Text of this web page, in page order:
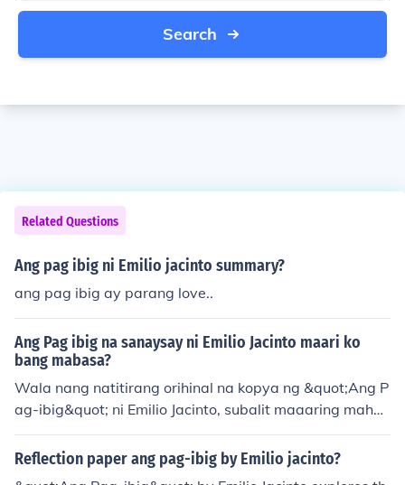
Search
Related Questions
Ang pag ibig ni Emilio jacinto summary?
ang pag ibig ay parang love..
Ang Pag ibig na sanaysay ni Emilio Jacinto maari ko
bang mabasa?
Wala nang natitirang orihinal na kopya ng &quot;Ang P
ag-ibig&quot; ni Emilio Jacinto, subalit maaaring mahan
ap ang mga excerpt o pana-panahong interpretasyon
ng sanaysay online o sa mga aklat ukol sa buhay at ga
Reflection paper ang pag-ibig by Emilio jacinto?